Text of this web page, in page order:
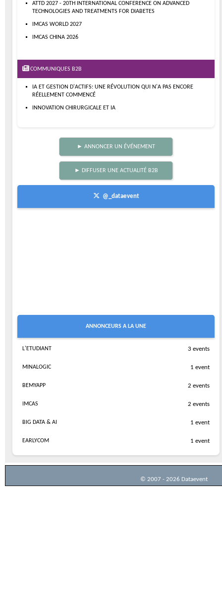
ATTD 2027 - 20TH INTERNATIONAL CONFERENCE ON ADVANCED
TECHNOLOGIES AND TREATMENTS FOR DIABETES
IMCAS WORLD 2027
IMCAS CHINA 2026
COMMUNIQUES B2B
IA ET GESTION D'ACTIFS: UNE RÉVOLUTION QUI N'A PAS ENCORE
RÉELLEMENT COMMENCÉ
INNOVATION CHIRURGICALE ET IA
► ANNONCER UN ÉVÉNEMENT
► DIFFUSER UNE ACTUALITÉ B2B
@_dataevent
ANNONCEURS A LA UNE
L'ETUDIANT 3 events
MINALOGIC 1 event
BEMYAPP 2 events
IMCAS 2 events
BIG DATA & AI 1 event
EARLYCOM 1 event
© 2007 - 2026 Dataevent